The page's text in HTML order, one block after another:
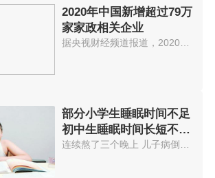
2020年中国新增超过79万
家家政相关企业
部分小学生睡眠时间不足
初中生睡眠时间长短不一
高中生晚